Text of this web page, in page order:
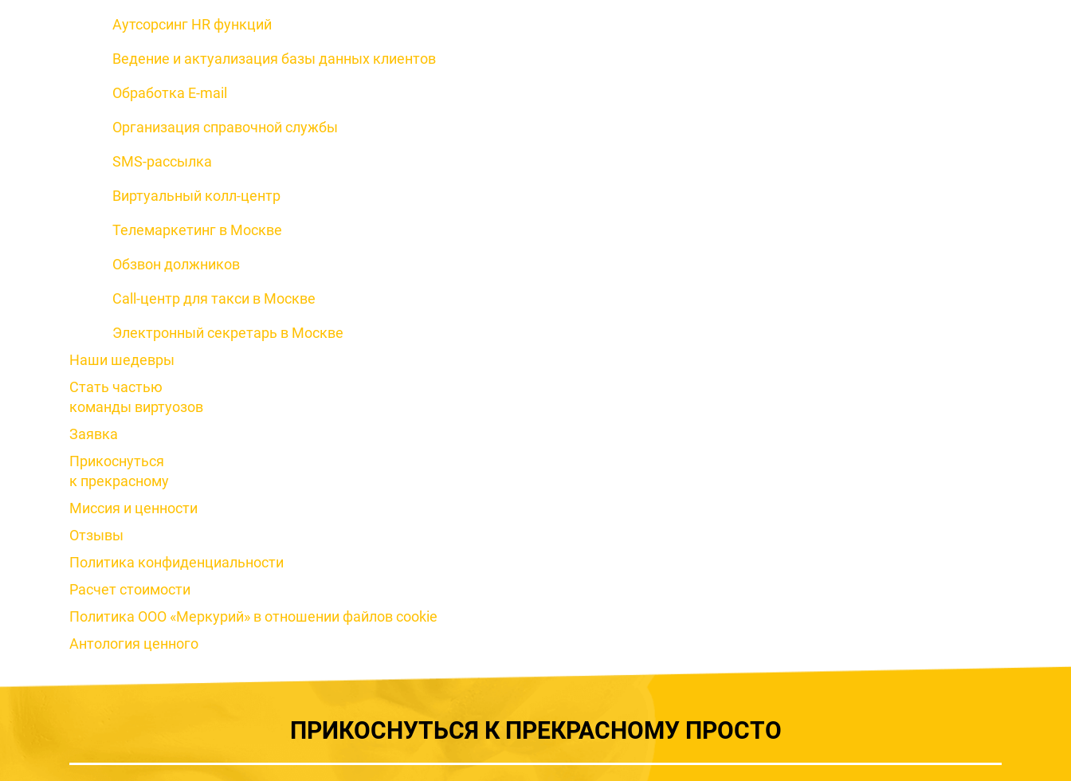
Аутсорсинг HR функций
Ведение и актуализация базы данных клиентов
Обработка E-mail
Организация справочной службы
SMS-рассылка
Виртуальный колл-центр
Телемаркетинг в Москве
Обзвон должников
Call-центр для такси в Москве
Электронный секретарь в Москве
Наши шедевры
Стать частью
команды виртуозов
Заявка
Прикоснуться
к прекрасному
Миссия и ценности
Отзывы
Политика конфиденциальности
Расчет стоимости
Политика ООО «Меркурий» в отношении файлов cookie
Антология ценного
ПРИКОСНУТЬСЯ К ПРЕКРАСНОМУ ПРОСТО